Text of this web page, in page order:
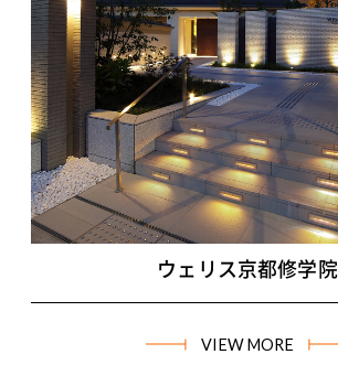
ウェリス京都修学院
VIEW MORE